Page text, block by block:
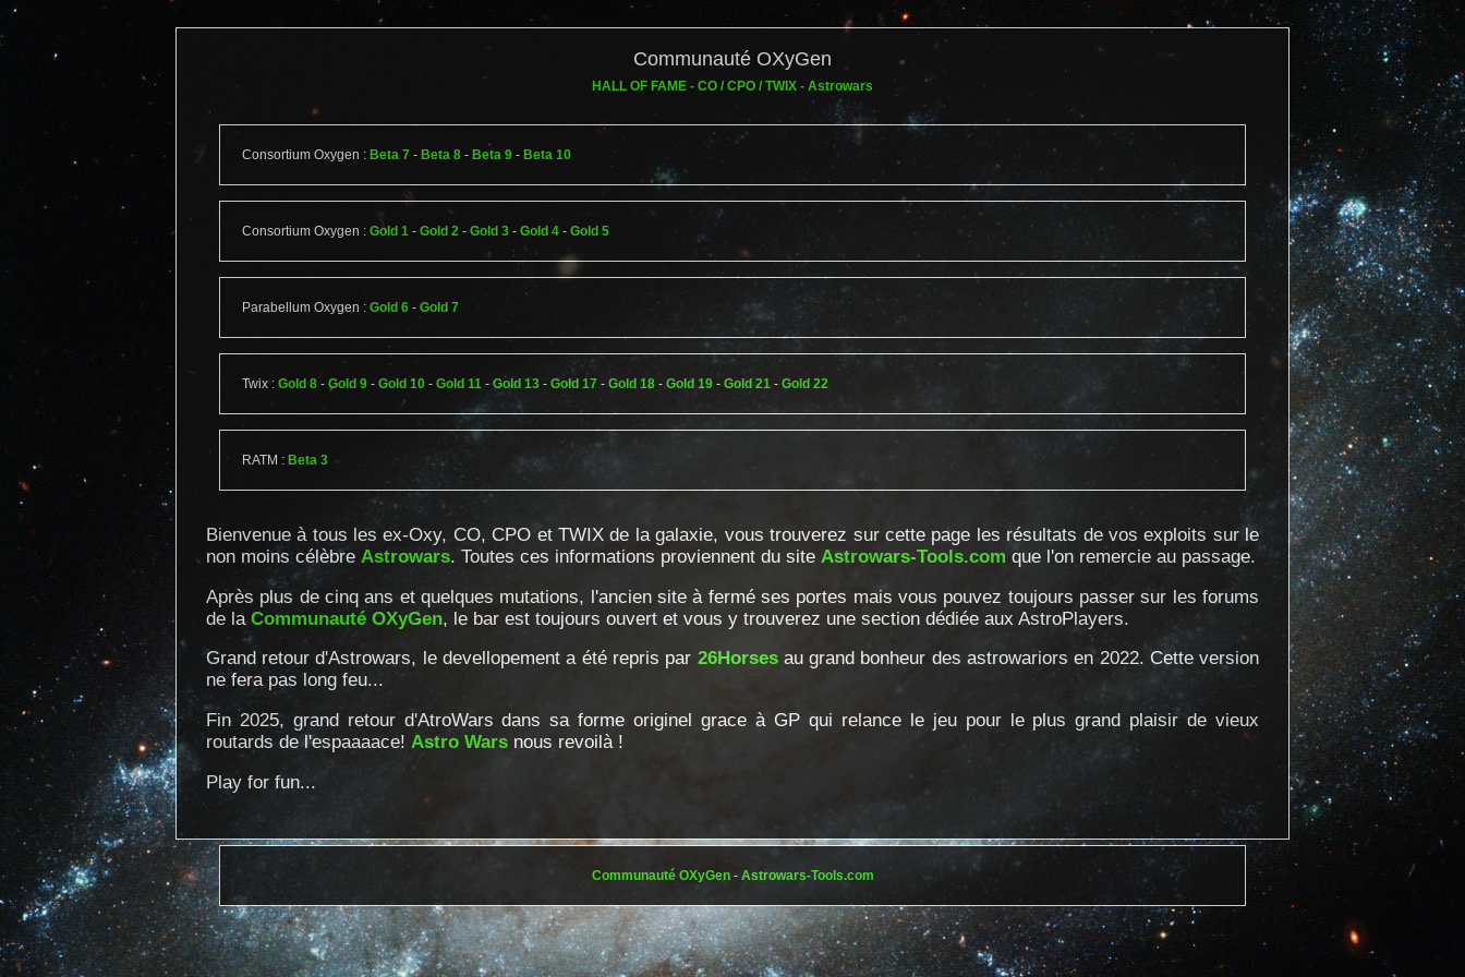
Communauté OXyGen
HALL OF FAME - CO / CPO / TWIX - Astrowars
Consortium Oxygen : Beta 7 - Beta 8 - Beta 9 - Beta 10
Consortium Oxygen : Gold 1 - Gold 2 - Gold 3 - Gold 4 - Gold 5
Parabellum Oxygen : Gold 6 - Gold 7
Twix : Gold 8 - Gold 9 - Gold 10 - Gold 11 - Gold 13 - Gold 17 - Gold 18 - Gold 19 - Gold 21 - Gold 22
RATM : Beta 3
Bienvenue à tous les ex-Oxy, CO, CPO et TWIX de la galaxie, vous trouverez sur cette page les résultats de vos exploits sur le
non moins célèbre Astrowars. Toutes ces informations proviennent du site Astrowars-Tools.com que l'on remercie au passage.
Après plus de cinq ans et quelques mutations, l'ancien site à fermé ses portes mais vous pouvez toujours passer sur les forums
de la Communauté OXyGen, le bar est toujours ouvert et vous y trouverez une section dédiée aux AstroPlayers.
Grand retour d'Astrowars, le devellopement a été repris par 26Horsesau grand bonheur des astrowariors en 2022. Cette version
ne fera pas long feu...
Fin 2025, grand retour d'AtroWars dans sa forme originel grace à GP qui relance le jeu pour le plus grand plaisir de vieux
routards de l'espaaaace! Astro Warsnous revoilà !
Play for fun...
Communauté OXyGen- Astrowars-Tools.com